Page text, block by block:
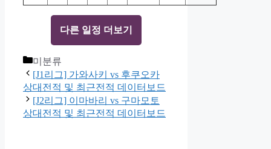
다른 일정 더보기
Categories
미분류
[J1리그] 가와사키 vs 후쿠오카
상대전적 및 최근전적 데이터보드
[J2리그] 이마바리 vs 구마모토
상대전적 및 최근전적 데이터보드